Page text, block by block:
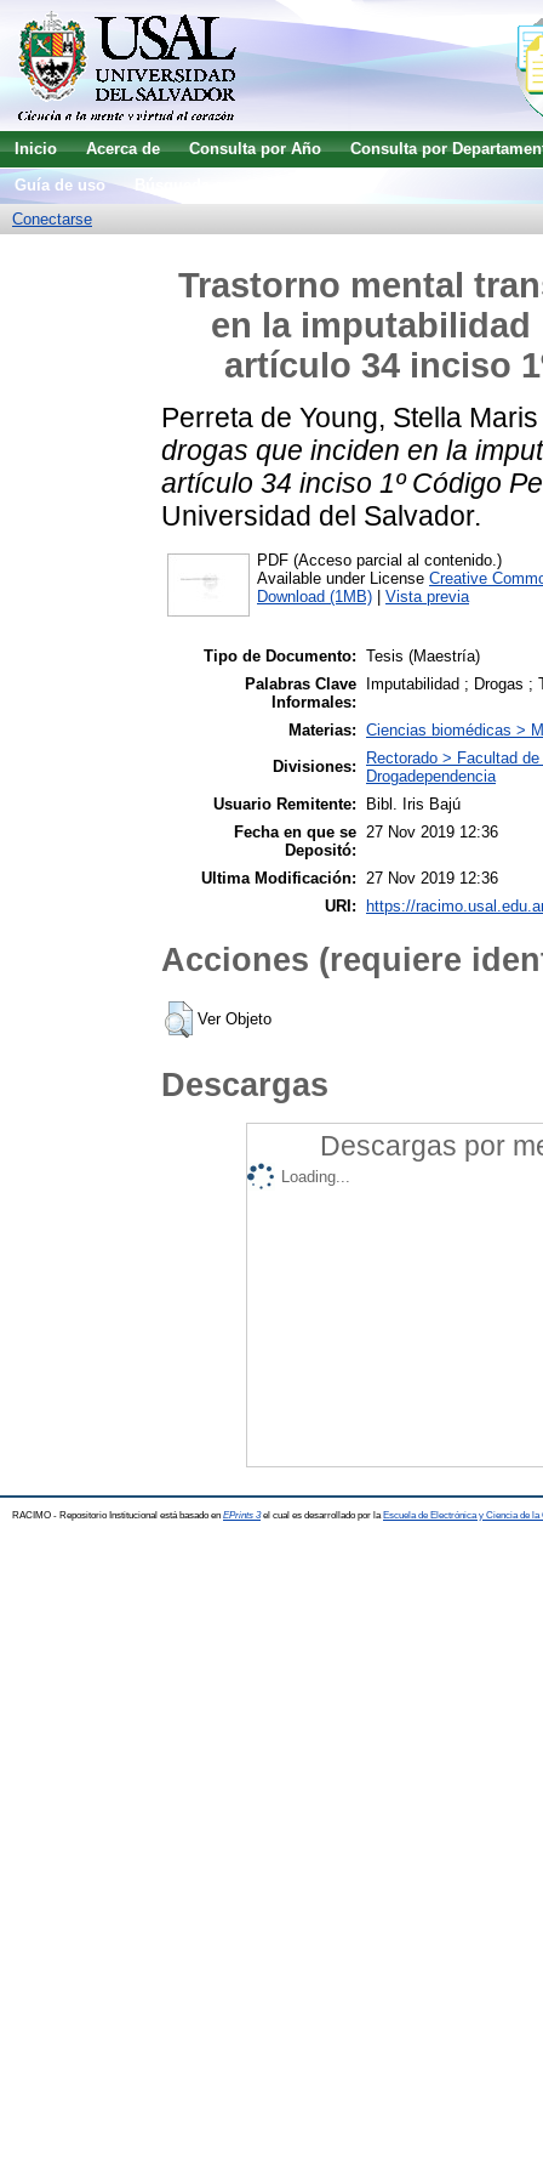
Inicio Acerca de Consulta por Año
Consulta por
Guía de uso
Conectarse
Trastorno mental
en la
artículo 34 inciso
Perreta de Young, Stella Maris
drogas que inciden en la
artículo 34 inciso 1º Código
Universidad del Salvador.
PDF (Acceso parcial al contenido.)
Available under License Creative
Download (1MB)
Vista previa
Tipo de Documento: Tesis (Maestría)
Palabras Clave
Informales:
Imputabilidad ; Drogas ;
Materias: Ciencias biomédicas >
Divisiones:
Rectorado > Facultad
Drogadependencia
Usuario Remitente:
Bibl. Iris Bajú
Fecha en que se
Depositó:
27 Nov 2019 12:36
Ultima Modificación: 27 Nov 2019 12:36
URI:
https://
Acciones (requiere
Ver Objeto
Descargas
Descargas por
Loading...
RACIMO - Repositorio Institucional está basado en EPrints 3el cual es desarrollado por la Escuela de Electrónica y Ciencia de la